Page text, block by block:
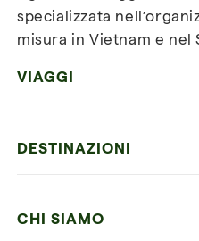
specializzata
misura in Vietnam e nel
VIAGGI
DESTINAZIONI
CHI SIAMO